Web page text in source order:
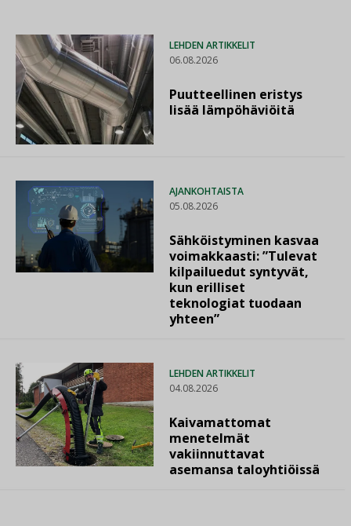
LEHDEN ARTIKKELIT
06.08.2026
Puutteellinen eristys
lisää lämpöhäviöitä
AJANKOHTAISTA
05.08.2026
Sähköistyminen kasvaa
voimakkaasti: ”Tulevat
kilpailuedut syntyvät,
kun erilliset
teknologiat tuodaan
yhteen”
LEHDEN ARTIKKELIT
04.08.2026
Kaivamattomat
menetelmät
vakiinnuttavat
asemansa taloyhtiöissä